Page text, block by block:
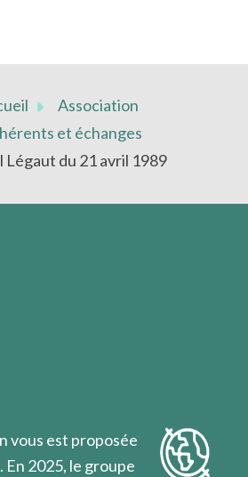
Association
et échanges
du 21 avril 1989
vous est proposée
2025, le groupe